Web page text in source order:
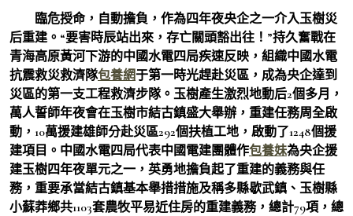
臨危授命，自動擔負，作為四年夜央企之一介入玉樹災
后重建。“要害時辰站出來，存亡關頭豁出往！”持久奮戰在
青海高原黃河下游的中國水電四局疾速反映，組織中國水電
抗震救災救濟隊包養網于第一時光趕赴災區，成為央企達到
災區的第一支工程救濟步隊。玉樹產生激烈地動后2個多月，
萬人誓師年夜會在玉樹市結古鎮盛大舉辦，重建任務周全啟
動，10萬援建雄師分赴災區292個扶植工地，啟動了1248個援
建項目。中國水電四局代表中國電建團體作包養妹為央企援
建玉樹四年夜單元之一，英勇地擔負起了重建的義務與任
務，重要承當結古鎮基本舉措措施及稱多縣歇武鎮、玉樹縣
小蘇莽鄉共1103套農牧平易近住房的重建義務，總計79項，總